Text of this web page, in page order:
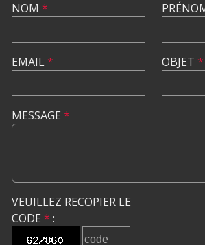
NOM *
EMAIL* OBJET *
MESSAGE *
VEUILLEZ RECOPIER LE
CODE * :